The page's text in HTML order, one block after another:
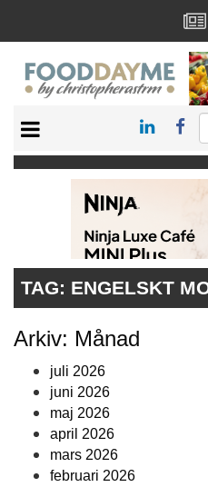
RESTAURANG
TAG: ENGELSKT
Arkiv: Månad
juli 2026
juni 2026
maj 2026
april 2026
mars 2026
februari 2026